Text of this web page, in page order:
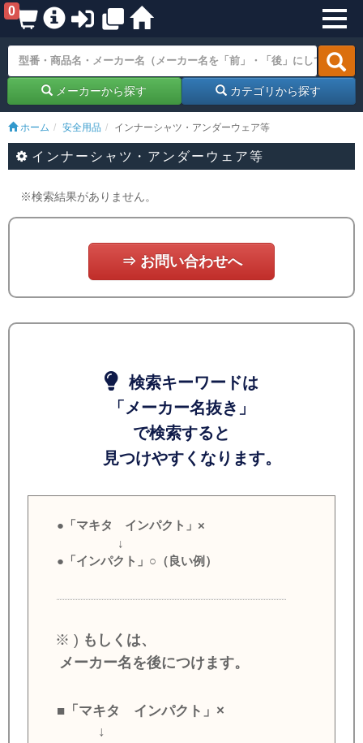
0
メーカーから探す カテゴリから探す
ホーム 安全用品 インナーシャツ・アンダーウェア等
インナーシャツ・アンダーウェア等
※検索結果がありません。
⇒ お問い合わせへ
検索キーワードは
「メーカー名抜き」
で検索すると
見つけやすくなります。
●「マキタ インパクト」×
↓
●「インパクト」○（良い例）
※ ) もしくは、
メーカー名を後につけます。
■「マキタ インパクト」×
↓